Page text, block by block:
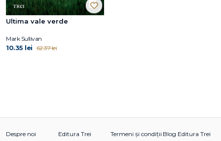
Ultima vale verde
Mark Sullivan
10.35 lei 62.37 lei
Despre noi
Editura Trei
Termeni și condiții Blog Editura Trei